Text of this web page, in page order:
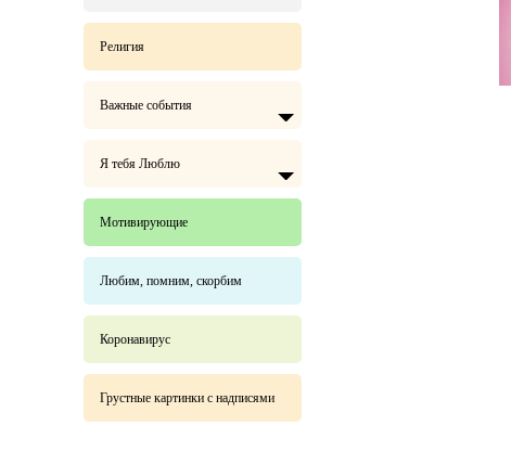
Религия
Важные события
Я тебя Люблю
Мотивирующие
Любим, помним, скорбим
Коронавирус
Грустные картинки с надписями